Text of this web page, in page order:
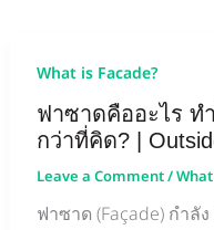
What is Facade?
ฟาซาดคืออะไร ท
กว่าที่คิด? |
Leave a Comment/
ฟาซาด (Façade) กำลั